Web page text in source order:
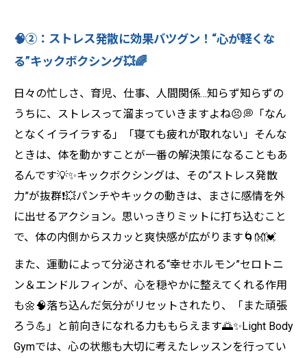
🧠②：ストレス発散に効果バツグン！“心が軽くな
る”キックボクシング💥🌈
日々の忙しさ、育児、仕事、人間関係…知らず知らずの
うちに、ストレスって溜まっていきますよね😣💭「なん
となくイライラする」「寝ても疲れが取れない」そんな
ときは、体を動かすことが一番の解決策になることもあ
るんです💡✨キックボクシングは、その“ストレス発散
力”が抜群❗️💥パンチやキックの動きは、まさに感情を外
に出せるアクション。思いっきりミットに打ち込むこと
で、体の内側からスカッと爽快感が広がります🌀👐💓
また、運動によって分泌される“幸せホルモン”セロトニ
ン＆エンドルフィンが、心を穏やかに整えてくれる作用
も🌼🧠落ち込んだ気分がリセットされたり、「また頑張
ろう💪」と前向きになれる力ももらえます🌅✨Light Body
Gymでは、心の状態も大切に考えたレッスンを行ってい